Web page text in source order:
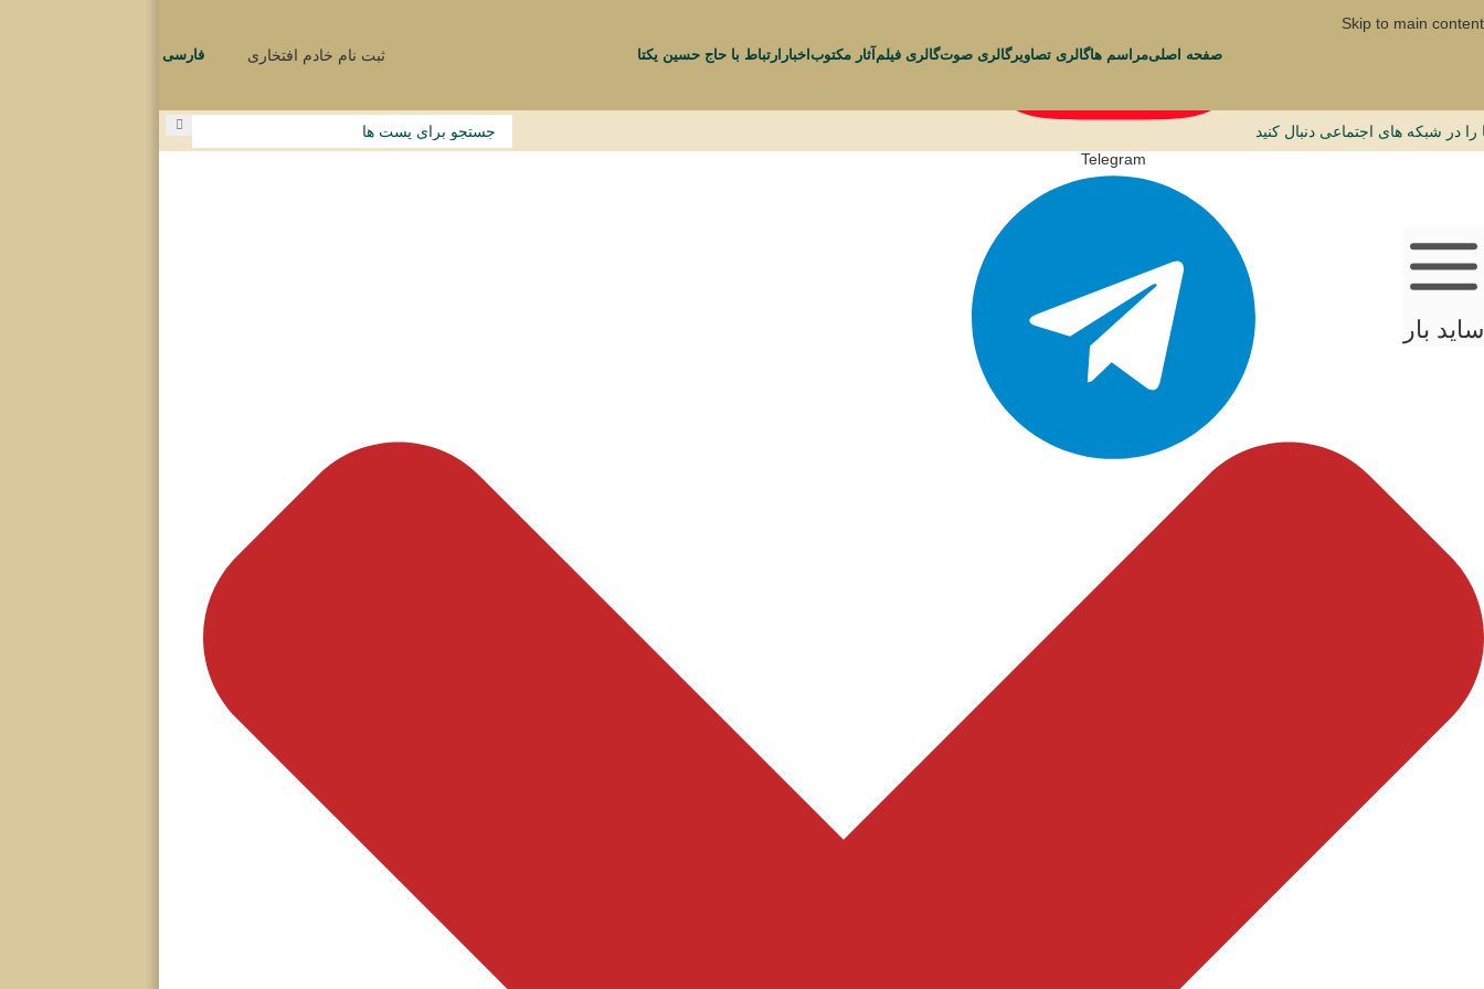
Skip to main content
صفحه اصلیمراسم هاگالری تصاویرگالری صوتگالری فیلم آثار مکتوب اخبار ارتباط با حاج حسین یکتا ثبت نام خادم افتخاری فارسی
را در شبکه های اجتماعی دنبال کنید
Telegram
ساید بار